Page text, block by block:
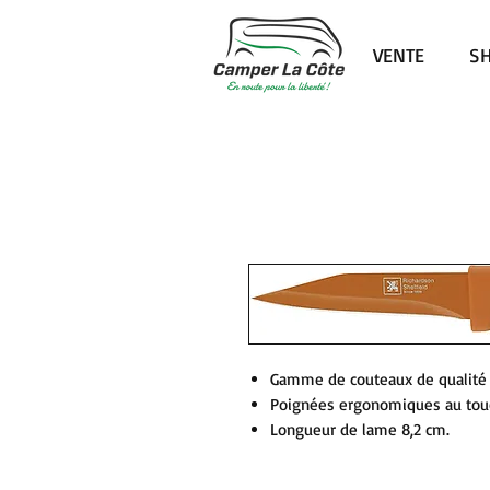
VENTE
Gamme de couteaux de
Poignées ergonomiques au
Longueur de lame 8,2 cm.